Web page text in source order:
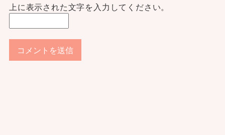
上に表示された文字を入力してください。